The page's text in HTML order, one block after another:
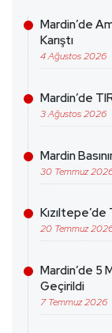
Mardin’de
Karıştı
4 Ağustos 2026
Mardin’de
3 Ağustos 2026
Mardin
30 Temmuz
Kızıltepe’de
20 Temmuz
Mardin’de 5
Geçirildi
7 Temmuz 2026